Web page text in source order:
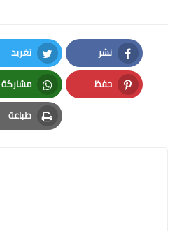
نشر
Facebook
تغريد
Twitter
حفظ
Pinterest
مشاركة
Whatsapp
طباعة
Print